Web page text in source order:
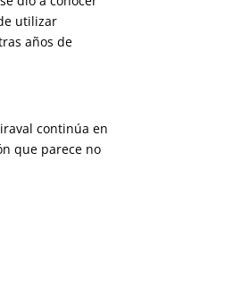
utilizar
años de
continúa en
que parece no